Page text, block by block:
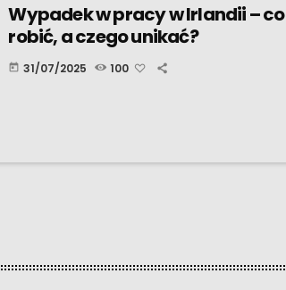
Wypadek w pracy w Irlandii – co
robić, a czego unikać?
today 31/07/2025 100